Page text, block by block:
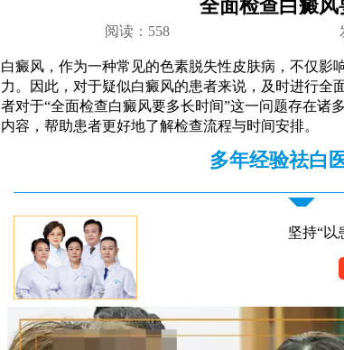
全面检查白癜风
阅读： 558
白癜风，作为一种常见的色素脱失性皮肤病，不仅影
力。因此，对于疑似白癜风的患者来说，及时进行全
者对于“全面检查白癜风要多长时间”这一问题存在诸
内容，帮助患者更好地了解检查流程与时间安排。
多年经验祛白
坚持“以